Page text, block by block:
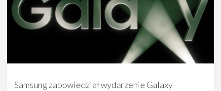
Samsung zapowiedział wydarzenie Galaxy